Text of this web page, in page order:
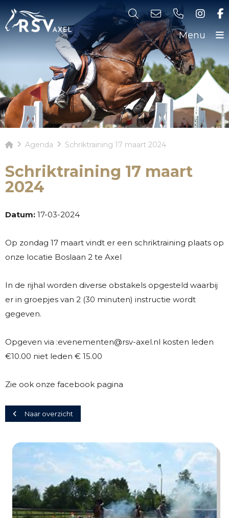
Menu
Agenda Schriktraining 17 maart 2024
Schriktraining 17 maart
2024
Datum: 17-03-2024
Op zondag 17 maart vindt er een schriktraining plaats op
onze locatie Boslaan 2 te Axel
In de rijhal worden diverse obstakels opgesteld waarbij
er in groepjes van 2 (30 minuten) instructie wordt
gegeven.
Opgeven via :evenementen@rsv-axel.nl kosten leden
€10.00 niet leden € 15.00
Zie ook onze facebook pagina
Naar overzicht